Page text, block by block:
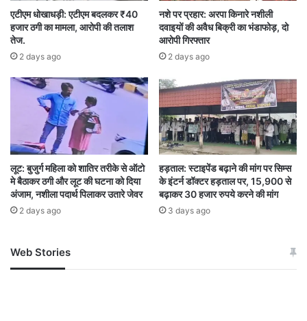
एटीएम धोखाधड़ी: एटीएम बदलकर ₹40
हजार ठगी का मामला, आरोपी की तलाश
तेज.
2 days ago
नशे पर प्रहार: अरपा किनारे नशीली
दवाइयों की अवैध बिक्री का भंडाफोड़, दो
आरोपी गिरफ्तार
2 days ago
लूट: बुजुर्ग महिला को शातिर तरीके से ऑटो
मे बैठाकर ठगी और लूट की घटना को दिया
अंजाम, नशीला पदार्थ पिलाकर उतारे जेवर
2 days ago
हड़ताल: स्टाइपेंड बढ़ाने की मांग पर सिम्स
के इंटर्न डॉक्टर हड़ताल पर, 15,900 से
बढ़ाकर 30 हजार रुपये करने की मांग
3 days ago
Web Stories
जम्मू-कश्मीर में बारिश से
अपडेट
खाई में धक्का… आरोपियों ने